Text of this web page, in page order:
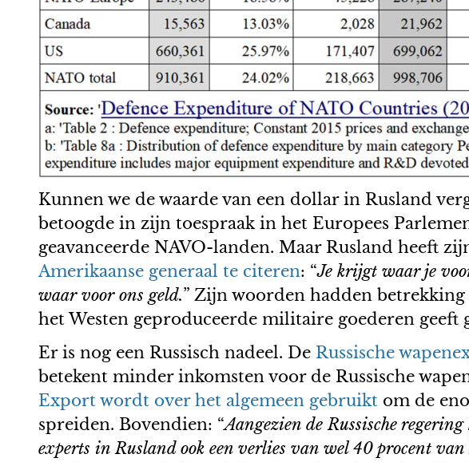
Kunnen we de waarde van een dollar in Rusland
betoogde in zijn toespraak in het Europees
geavanceerde NAVO-landen. Maar Rusland heeft
Amerikaanse generaal te citeren: “Je krijgt waar je
waar voor ons geld.” Zijn woorden hadden
het Westen geproduceerde militaire goederen
Er is nog een Russisch nadeel. De Russische
betekent minder inkomsten voor de Russische
Export wordt over het algemeen gebruikt om de
spreiden. Bovendien: “Aangezien de Russische
experts in Rusland ook een verlies van wel 40 procent